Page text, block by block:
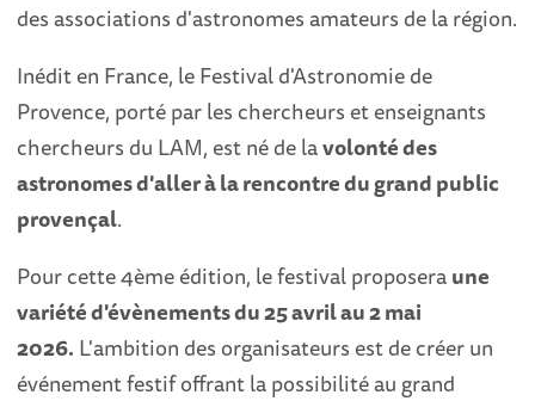
des associations d'astronomes amateurs de la région.
Inédit en France, le Festival d'Astronomie de
Provence, porté par les chercheurs et enseignants
chercheurs du LAM, est né de lavolonté des
astronomes d'aller à la rencontre du grand public
provençal.
Pour cette 4ème édition, le festival proposeraune
variété d'évènements du 25 avril au 2 mai
2026. L'ambition des organisateurs est de créer un
événement festif offrant la possibilité au grand